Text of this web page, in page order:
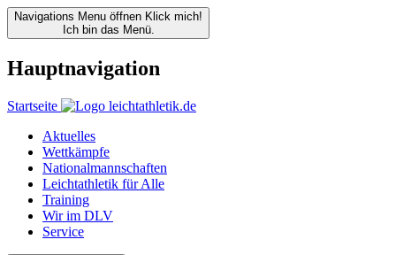
Navigations Menu öffnen Klick mich!
Ich bin das Menü.
Hauptnavigation
Startseite
Aktuelles
Wettkämpfe
Nationalmannschaften
Leichtathletik für Alle
Training
Wir im DLV
Service